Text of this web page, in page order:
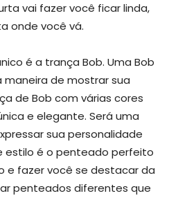
vai fazer você ficar linda,
onde você vá.
é a trança Bob. Uma Bob
de mostrar sua
de Bob com várias cores
e elegante. Será uma
sua personalidade
estilo é o penteado perfeito
e fazer você se destacar da
penteados diferentes que